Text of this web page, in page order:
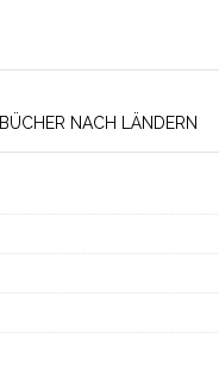
BÜCHER NACH LÄNDERN